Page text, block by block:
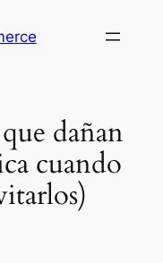
dañan
cuando